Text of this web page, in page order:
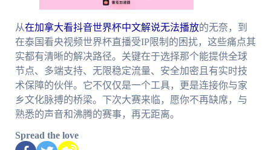
从在加拿大看抖音世界杯中文解说无法播放的无奈，到
在泰国看央视频世界杯直播受IP限制的困扰，这些痛点其
实都有清晰的解决路径。关键在于选择那个能提供全球
节点、多端支持、无限稳定流量、安全加密且有实时技
术保障的伙伴。它不仅仅是一个工具，更是连接你与家
乡文化脉搏的桥梁。下次大赛来临，愿你不再缺席，与
熟悉的声音和沸腾的赛事，再无距离。
Spread the love